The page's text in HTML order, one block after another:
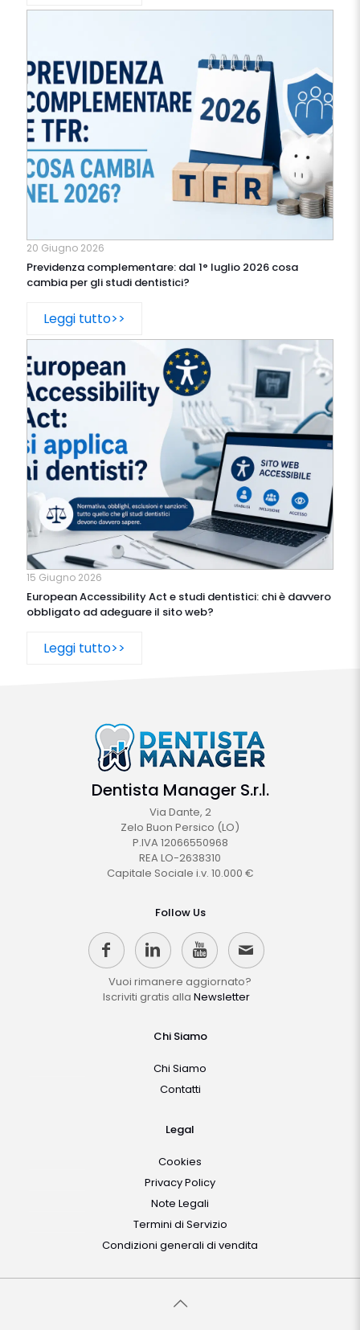
20 Giugno 2026
Previdenza complementare: dal 1° luglio 2026 cosa
cambia per gli studi dentistici?
Leggi tutto>>
15 Giugno 2026
European Accessibility Act e studi dentistici: chi è davvero
obbligato ad adeguare il sito web?
Leggi tutto>>
Dentista Manager S.r.l.
Via Dante, 2
Zelo Buon Persico (LO)
P.IVA 12066550968
REA LO-2638310
Capitale Sociale i.v. 10.000 €
Follow Us
Vuoi rimanere aggiornato?
Iscriviti gratis alla Newsletter
Chi Siamo
Chi Siamo
Contatti
Legal
Cookies
Privacy Policy
Note Legali
Termini di Servizio
Condizioni generali di vendita